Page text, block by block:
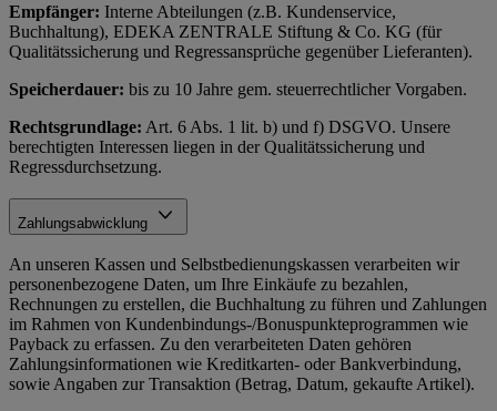
Empfänger: Interne Abteilungen (z.B. Kundenservice,
Buchhaltung), EDEKA ZENTRALE Stiftung & Co. KG (für
Qualitätssicherung und Regressansprüche gegenüber Lieferanten).
Speicherdauer: bis zu 10 Jahre gem. steuerrechtlicher Vorgaben.
Rechtsgrundlage: Art. 6 Abs. 1 lit. b) und f) DSGVO. Unsere
berechtigten Interessen liegen in der Qualitätssicherung und
Regressdurchsetzung.
Zahlungsabwicklung
An unseren Kassen und Selbstbedienungskassen verarbeiten wir
personenbezogene Daten, um Ihre Einkäufe zu bezahlen,
Rechnungen zu erstellen, die Buchhaltung zu führen und Zahlungen
im Rahmen von Kundenbindungs-/Bonuspunkteprogrammen wie
Payback zu erfassen. Zu den verarbeiteten Daten gehören
Zahlungsinformationen wie Kreditkarten- oder Bankverbindung,
sowie Angaben zur Transaktion (Betrag, Datum, gekaufte Artikel).